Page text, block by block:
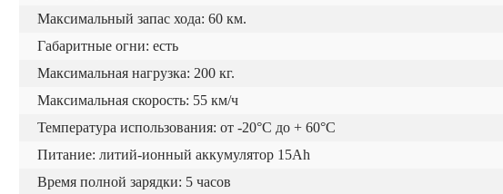
Максимальный запас хода: 60 км.
Габаритные огни: есть
Максимальная нагрузка: 200 кг.
Максимальная скорость: 55 км/ч
Температура использования: от -20°C до + 60°C
Питание: литий-ионный аккумулятор 15Ah
Время полной зарядки: 5 часов